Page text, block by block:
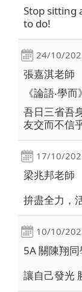
Stop sitting
to do!
24/10/
張嘉淇老師
《論語‧學而》
吾日三省吾
友交而不信
17/10/
梁兆邦老師
拚盡全力，
10/10/
5A 關陳翔同
讓自己發光